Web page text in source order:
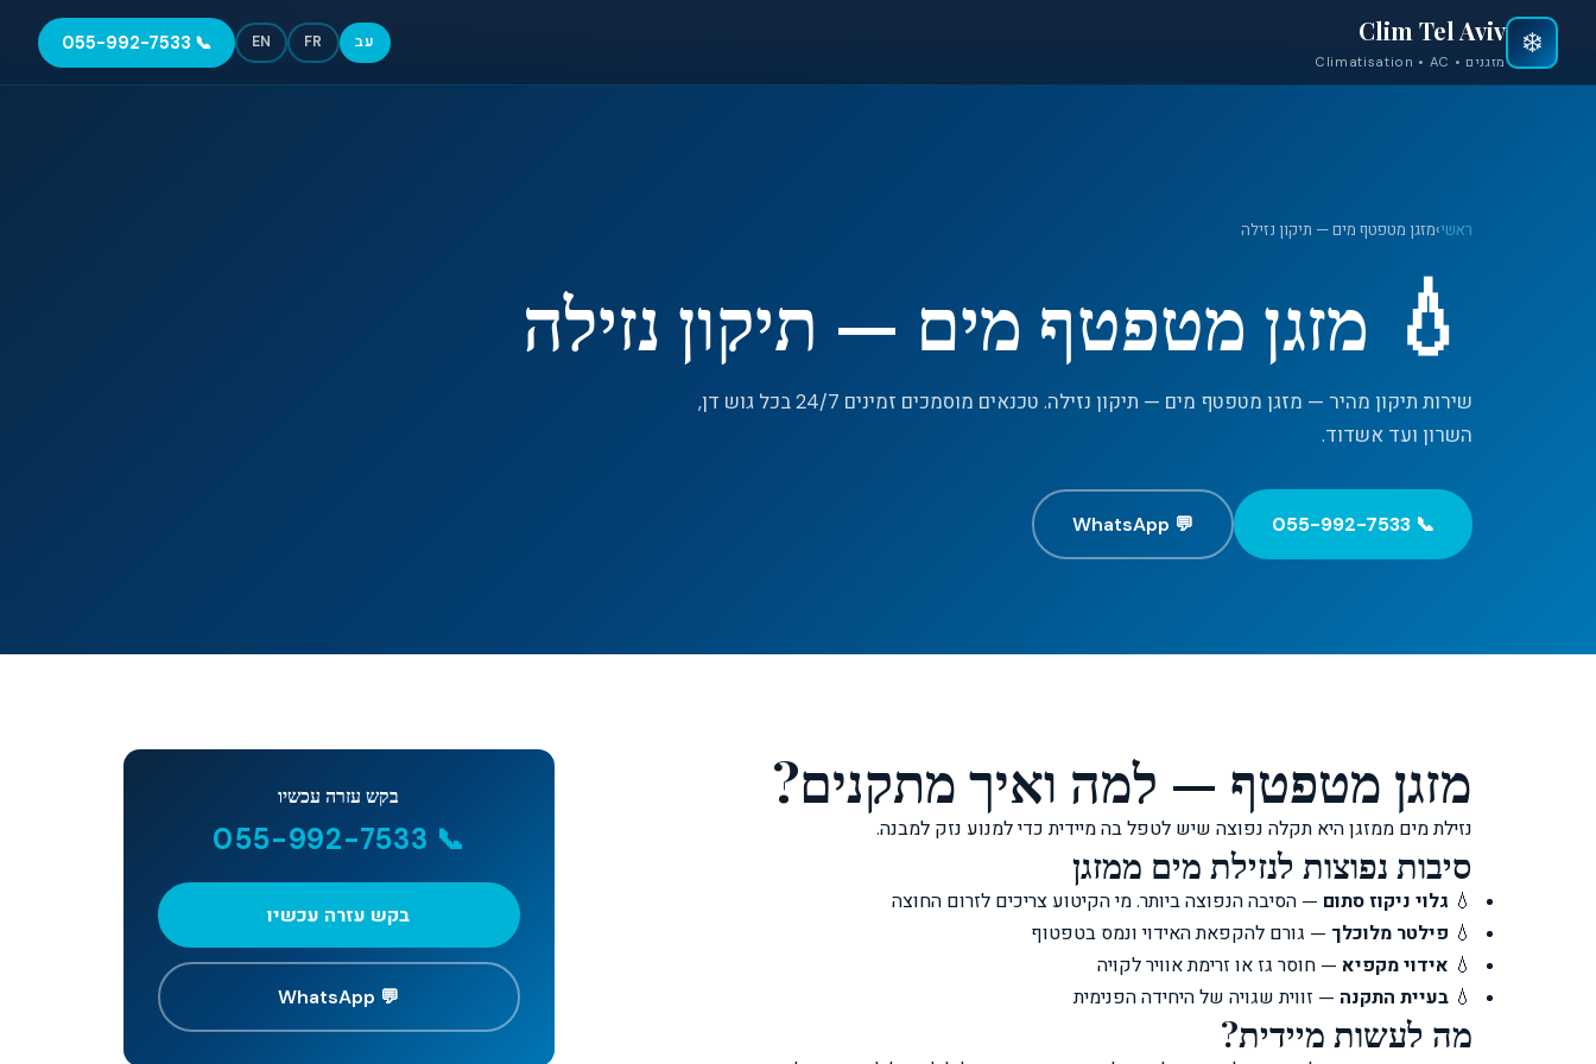
❄️
Clim Tel Aviv
מזגנים • Climatisation • AC
עב FR
EN
📞 055-992-7533
ראשי›מזגן מטפטף מים — תיקון נזילה
💧 מזגן מטפטף מים — תיקון נזילה
שירות תיקון מהיר — מזגן מטפטף מים — תיקון נזילה. טכנאים מוסמכים זמינים 24/7 בכל גוש דן,
השרון ועד אשדוד.
📞 055-992-7533
💬 WhatsApp
מזגן מטפטף — למה ואיך מתקנים?
נזילת מים ממזגן היא תקלה נפוצה שיש לטפל בה מיידית כדי למנוע נזק למבנה.
סיבות נפוצות לנזילת מים ממזגן
💧 גלוי ניקוז סתום — הסיבה הנפוצה ביותר. מי הקיטוע צריכים לזרום החוצה
💧 פילטר מלוכלך — גורם להקפאת האידוי ונמס בטפטוף
💧 אידוי מקפיא — חוסר גז או זרימת אוויר לקויה
💧 בעיית התקנה — זווית שגויה של היחידה הפנימית
מה לעשות מיידית?
בקש עזרה עכשיו
📞 055-992-7533
בקש עזרה עכשיו
💬 WhatsApp
Clim Tel Aviv
זמין עכשיו • עונה תוך דקות